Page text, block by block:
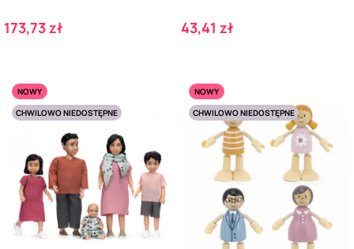
Cena
173,73 zł Cena
43,41 zł
NOWY
CHWILOWO NIEDOSTĘPNE
NOWY
CHWILOWO NIEDOSTĘPNE